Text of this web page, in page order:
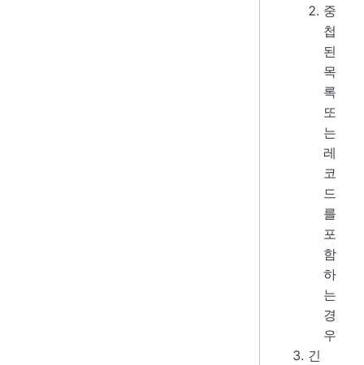
중
첩
된
목
록
또
는
레
코
드
를
포
함
하
는
경
우
긴